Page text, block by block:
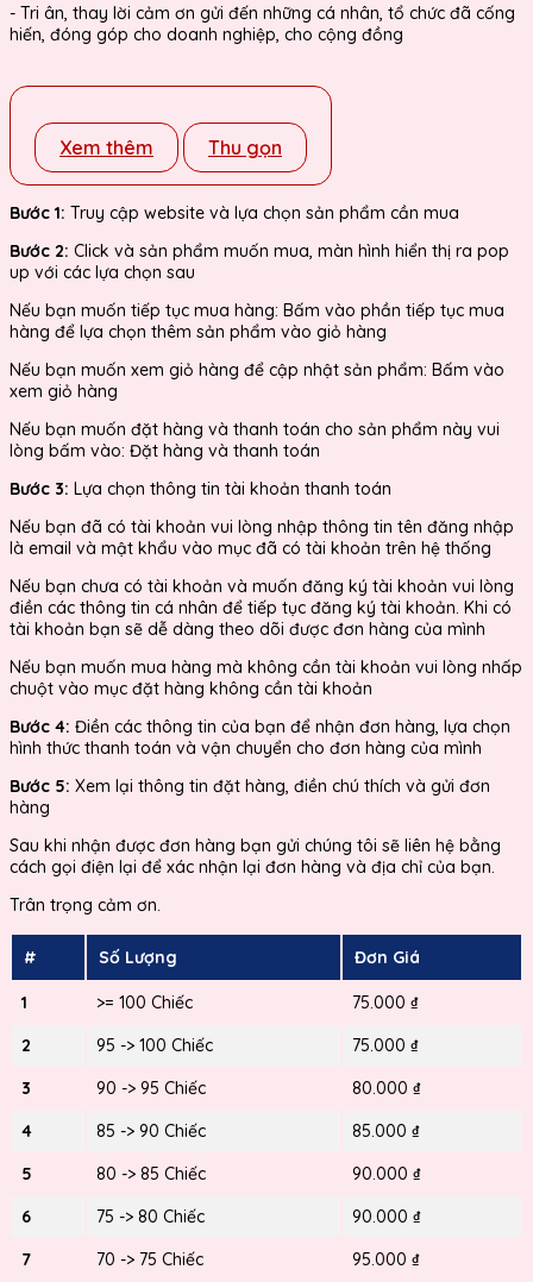
- Tri ân, thay lời cảm ơn gửi đến những cá nhân, tổ chức đã cống
hiến, đóng góp cho doanh nghiệp, cho cộng đồng
Xem thêm Thu gọn
Bước 1: Truy cập website và lựa chọn sản phẩm cần mua
Bước 2: Click và sản phẩm muốn mua, màn hình hiển thị ra pop
up với các lựa chọn sau
Nếu bạn muốn tiếp tục mua hàng: Bấm vào phần tiếp tục mua
hàng để lựa chọn thêm sản phẩm vào giỏ hàng
Nếu bạn muốn xem giỏ hàng để cập nhật sản phẩm: Bấm vào
xem giỏ hàng
Nếu bạn muốn đặt hàng và thanh toán cho sản phẩm này vui
lòng bấm vào: Đặt hàng và thanh toán
Bước 3: Lựa chọn thông tin tài khoản thanh toán
Nếu bạn đã có tài khoản vui lòng nhập thông tin tên đăng nhập
là email và mật khẩu vào mục đã có tài khoản trên hệ thống
Nếu bạn chưa có tài khoản và muốn đăng ký tài khoản vui lòng
điền các thông tin cá nhân để tiếp tục đăng ký tài khoản. Khi có
tài khoản bạn sẽ dễ dàng theo dõi được đơn hàng của mình
Nếu bạn muốn mua hàng mà không cần tài khoản vui lòng nhấp
chuột vào mục đặt hàng không cần tài khoản
Bước 4: Điền các thông tin của bạn để nhận đơn hàng, lựa chọn
hình thức thanh toán và vận chuyển cho đơn hàng của mình
Bước 5: Xem lại thông tin đặt hàng, điền chú thích và gửi đơn
hàng
Sau khi nhận được đơn hàng bạn gửi chúng tôi sẽ liên hệ bằng
cách gọi điện lại để xác nhận lại đơn hàng và địa chỉ của bạn.
Trân trọng cảm ơn.
# Số Lượng Đơn Giá
1 >= 100 Chiếc
75.000 ₫
2
95 -> 100 Chiếc
75.000 ₫
3
90 -> 95 Chiếc
80.000 ₫
4
85 -> 90 Chiếc
85.000 ₫
5
80 -> 85 Chiếc
90.000 ₫
6
75 -> 80 Chiếc
90.000 ₫
7
70 -> 75 Chiếc 95.000 ₫